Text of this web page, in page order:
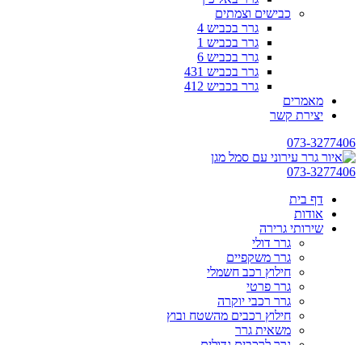
כבישים וצמתים
גרר בכביש 4
גרר בכביש 1
גרר בכביש 6
גרר בכביש 431
גרר בכביש 412
מאמרים
יצירת קשר
073-3277406
073-3277406
דף בית
אודות
שירותי גרירה
גרר דולי
גרר משקפיים
חילוץ רכב חשמלי
גרר פרטי
גרר רכבי יוקרה
חילוץ רכבים מהשטח ובוץ
משאית גרר